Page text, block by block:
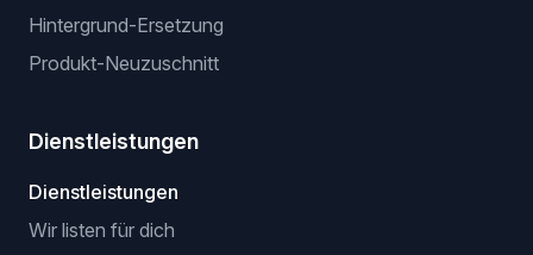
Hintergrund-Ersetzung
Produkt-Neuzuschnitt
Dienstleistungen
Dienstleistungen
Wir listen für dich